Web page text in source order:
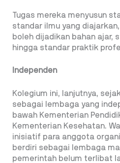
Tugas mereka menyusun
standar ilmu yang
boleh dijadikan bahan ajar,
hingga standar praktik
Independen
Kolegium ini, lanjutnya,
sebagai lembaga yang
bawah Kementerian
Kementerian Kesehatan.
inisiatif para anggota
berdiri sebagai lembaga
pemerintah belum terlibat